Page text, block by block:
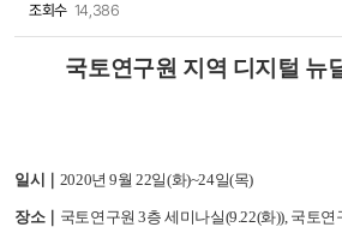
조회수 14,386
국토연구원 지역 디지털 뉴
일시｜ 2020년 9월 22일(화)~24일(목)
장소｜ 국토연구원 3층 세미나실(9.22(화)), 국토연